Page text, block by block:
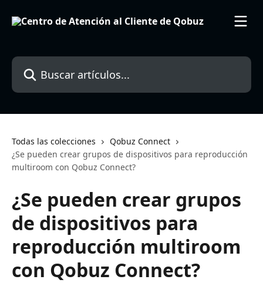
Buscar artículos...
Todas las colecciones
Qobuz Connect
¿Se pueden crear grupos de dispositivos para reproducción
multiroom con Qobuz Connect?
¿Se pueden crear grupos
de dispositivos para
reproducción multiroom
con Qobuz Connect?